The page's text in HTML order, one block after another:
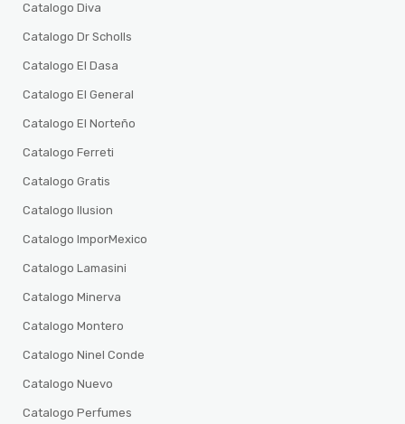
Catalogo Diva
Catalogo Dr Scholls
Catalogo El Dasa
Catalogo El General
Catalogo El Norteño
Catalogo Ferreti
Catalogo Gratis
Catalogo Ilusion
Catalogo ImporMexico
Catalogo Lamasini
Catalogo Minerva
Catalogo Montero
Catalogo Ninel Conde
Catalogo Nuevo
Catalogo Perfumes